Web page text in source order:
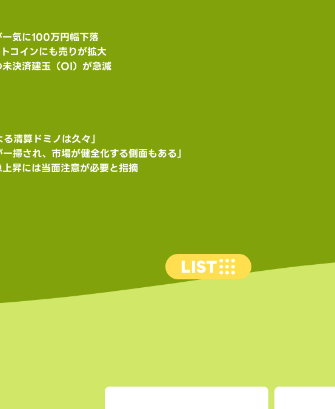
一気に100万円幅下落
コインにも売りが拡大
決済建玉（OI）が急減
清算ドミノは久々」
一掃され、市場が健全化する側面もある」
昇には当面注意が必要と指摘
LIST